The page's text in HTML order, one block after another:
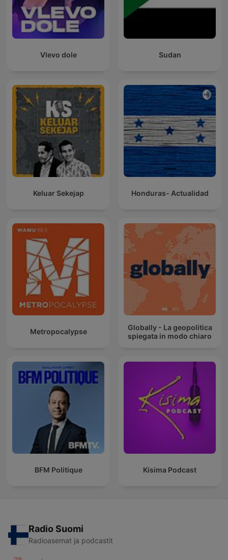
Vlevo dole Sudan
Keluar Sekejap Honduras- Actualidad
Metropocalypse
Globally - La geopolitica
spiegata in modo chiaro
BFM Politique Kisima Podcast
Radio Suomi
Radioasemat ja podcastit